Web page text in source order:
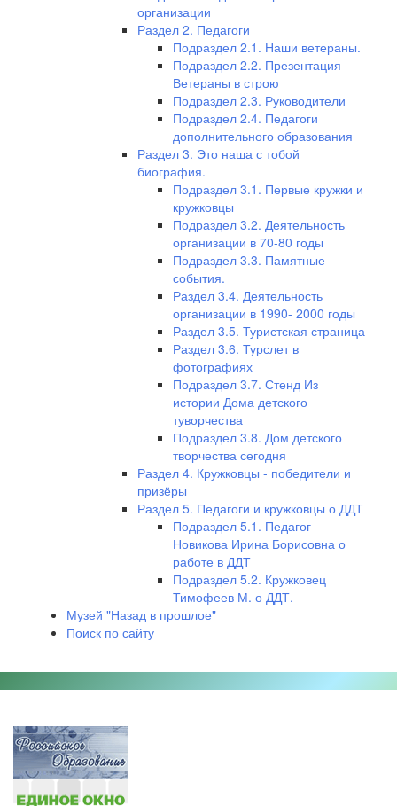
организации
Раздел 2. Педагоги
Подраздел 2.1. Наши ветераны.
Подраздел 2.2. Презентация
Ветераны в строю
Подраздел 2.3. Руководители
Подраздел 2.4. Педагоги
дополнительного образования
Раздел 3. Это наша с тобой
биография.
Подраздел 3.1. Первые кружки и
кружковцы
Подраздел 3.2. Деятельность
организации в 70-80 годы
Подраздел 3.3. Памятные
события.
Раздел 3.4. Деятельность
организации в 1990- 2000 годы
Раздел 3.5. Туристская страница
Раздел 3.6. Турслет в
фотографиях
Подраздел 3.7. Стенд Из
истории Дома детского
туворчества
Подраздел 3.8. Дом детского
творчества сегодня
Раздел 4. Кружковцы - победители и
призёры
Раздел 5. Педагоги и кружковцы о ДДТ
Подраздел 5.1. Педагог
Новикова Ирина Борисовна о
работе в ДДТ
Подраздел 5.2. Кружковец
Тимофеев М. о ДДТ.
Музей "Назад в прошлое"
Поиск по сайту